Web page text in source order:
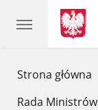
Strona główna
Rada Ministrów